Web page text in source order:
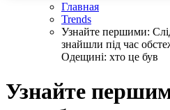
Главная
Trends
Узнайте першими:
знайшли під час
Одещині: хто це був
Узнайте